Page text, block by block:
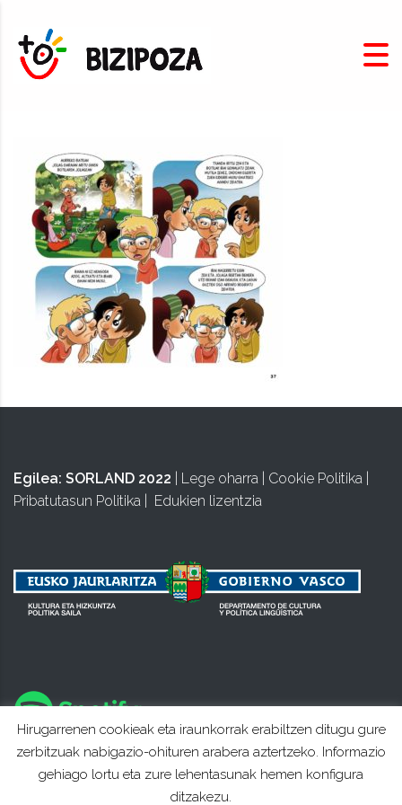
Egilea: SORLAND 2022 Lege oharra Cookie Politika
Pribatutasun Politika
Edukien lizentzia
Hirugarrenen cookieak eta iraunkorrak erabiltzen ditugu gure
zerbitzuak nabigazio-ohituren arabera aztertzeko. Informazio
gehiago lortu eta zure lehentasunak hemen konfigura
ditzakezu.